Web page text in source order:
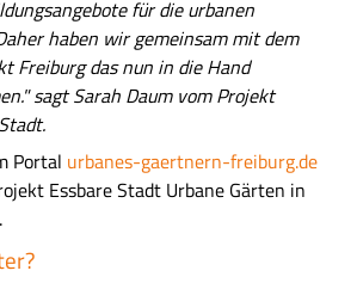
für die urbanen
haben wir gemeinsam mit dem
Freiburg das nun in die Hand
sagt Sarah Daum vom Projekt
Portal urbanes-gaertnern-freiburg.de
Essbare Stadt Urbane Gärten in